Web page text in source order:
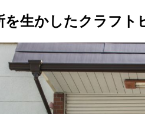
始
ルラウンジまで！
を生かしたクラフト